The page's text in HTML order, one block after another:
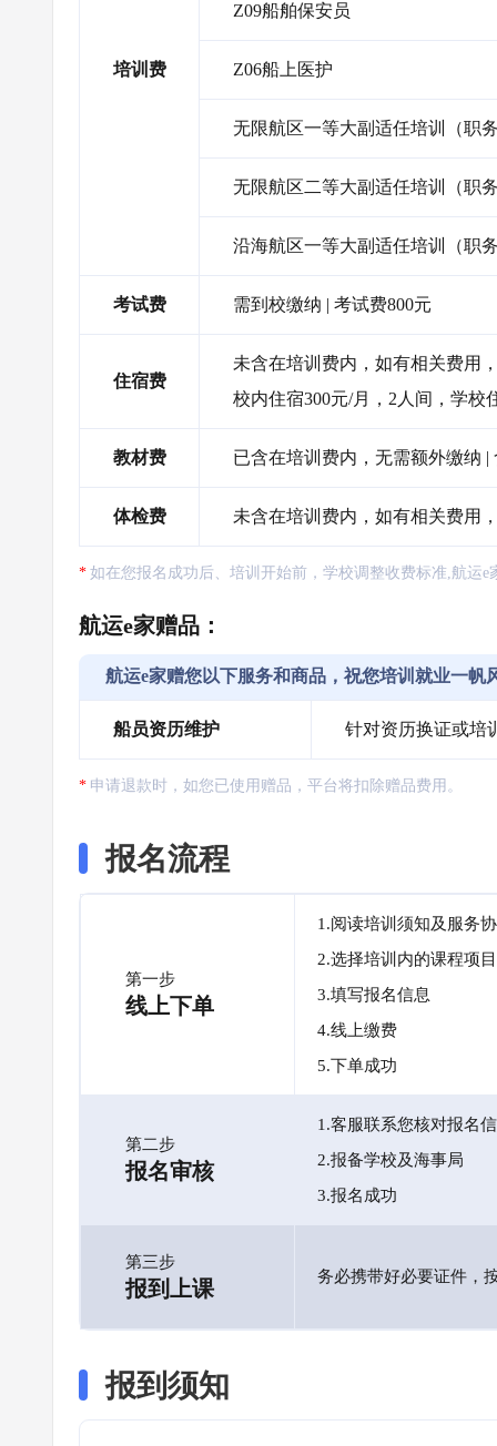
培训费
Z09船舶保安员
Z06船上医护
无限航区一等大副适任培训（职
无限航区二等大副适任培训（职
沿海航区一等大副适任培训（职
考试费 需到校缴纳 | 考试费800元
住宿费
未含在培训费内，如有相关费用
校内住宿300元/月，2人间，学
教材费 已含在培训费内，无需额外缴纳 |
体检费 未含在培训费内，如有相关费用
如在您报名成功后、培训开始前，学校调整收费标准,航运
航运e家赠品：
航运e家赠您以下服务和商品，祝您培训就业一帆
船员资历维护 针对资历换证或培
申请退款时，如您已使用赠品，平台将扣除赠品费用。
报名流程
第一步
线上下单
1.阅读培训须知及服务
2.选择培训内的课程项目
3.填写报名信息
4.线上缴费
5.下单成功
第二步
报名审核
1.客服联系您核对报名
2.报备学校及海事局
3.报名成功
第三步
报到上课 务必携带好必要证件，
报到须知